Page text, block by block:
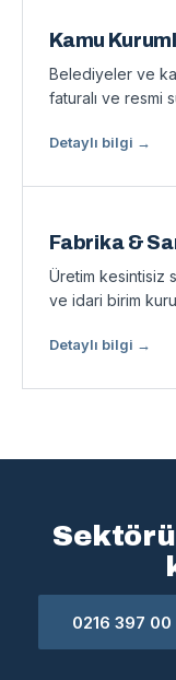
Kamu
Belediyeler ve
faturalı ve resmi
Detaylı bilgi →
Fabrika &
Üretim kesintisiz
ve idari birim
Detaylı bilgi →
0216 397 00